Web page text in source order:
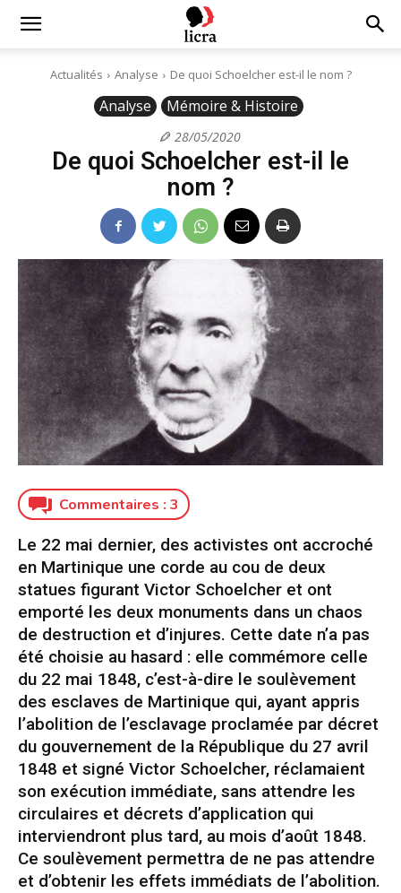
Licra
1927
Actualités Analyse De quoi Schoelcher est-il le nom ?
Analyse Mémoire & Histoire
28/05/2020
De quoi Schoelcher est-il le
nom ?
Commentaires : 3
Le 22 mai dernier, des activistes ont accroché
en Martinique une corde au cou de deux
statues figurant Victor Schoelcher et ont
emporté les deux monuments dans un chaos
de destruction et d’injures. Cette date n’a pas
été choisie au hasard : elle commémore celle
du 22 mai 1848, c’est-à-dire le soulèvement
des esclaves de Martinique qui, ayant appris
l’abolition de l’esclavage proclamée par décret
du gouvernement de la République du 27 avril
1848 et signé Victor Schoelcher, réclamaient
son exécution immédiate, sans attendre les
circulaires et décrets d’application qui
interviendront plus tard, au mois d’août 1848.
Ce soulèvement permettra de ne pas attendre
et d’obtenir les effets immédiats de l’abolition.